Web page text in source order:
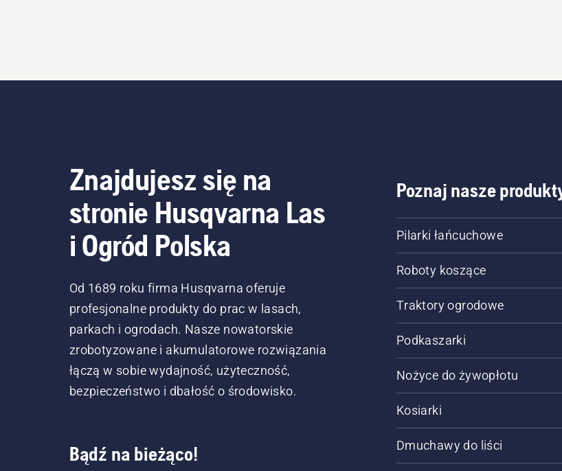
Znajdujesz się na
stronie Husqvarna Las
i Ogród Polska
Od 1689 roku firma Husqvarna oferuje
profesjonalne produkty do prac w lasach,
parkach i ogrodach. Nasze nowatorskie
zrobotyzowane i akumulatorowe rozwiązania
łączą w sobie wydajność, użyteczność,
bezpieczeństwo i dbałość o środowisko.
Bądź na bieżąco!
Poznaj nasze
Pilarki łańcuchowe
Roboty koszące
Traktory ogrodowe
Podkaszarki
Nożyce do żywopłotu
Kosiarki
Dmuchawy do liści